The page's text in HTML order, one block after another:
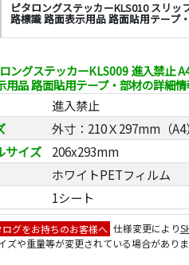
ピタロングステッカーKLS010 スリ
路標識 路面表示用品 路面貼用テープ
ングステッカーKLS009 進入禁止
用品 路面貼用テープ・部材の詳細
進入禁止
外寸：210Ｘ297mm（A4）
サイズ
206x293mm
ホワイトPETフィルム
1シート
ログをお持ちのお客様へ 仕様変更により
ズや重量等が変更されている場合があり